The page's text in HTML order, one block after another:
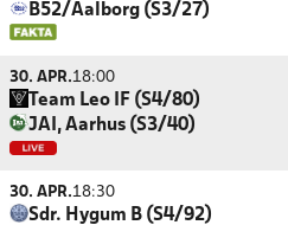
B52/Aalborg (S3/27)
30. APR.18:00
Team Leo IF (S4/80)
JAI, Aarhus (S3/40)
30. APR.18:30
Sdr. Hygum B (S4/92)